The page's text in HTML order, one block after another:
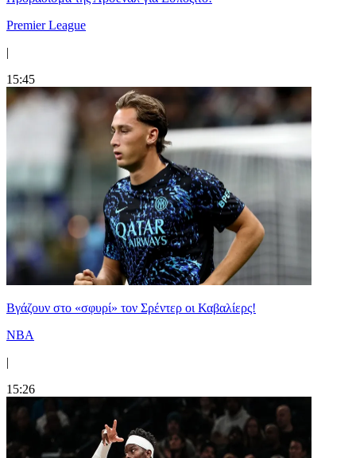
Premier League
|
15:45
Bγάζουν στο «σφυρί» τον Σρέντερ οι Καβαλίερς!
NBA
|
15:26